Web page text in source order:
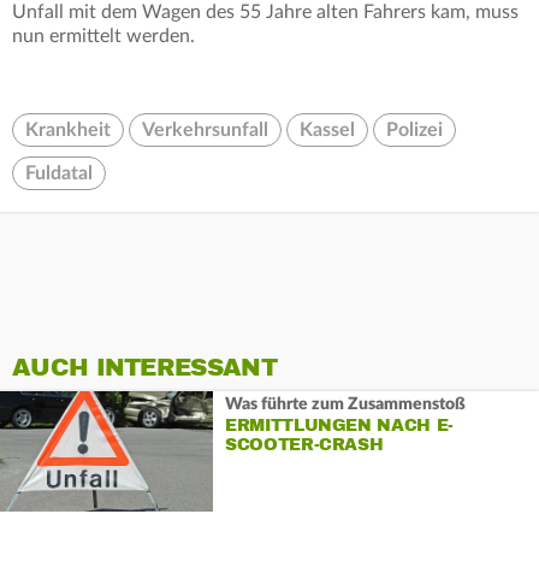
Unfall mit dem Wagen des 55 Jahre alten Fahrers kam, muss
nun ermittelt werden.
Krankheit Verkehrsunfall Kassel Polizei
Fuldatal
AUCH INTERESSANT
Was führte zum Zusammenstoß
ERMITTLUNGEN NACH E-
SCOOTER-CRASH